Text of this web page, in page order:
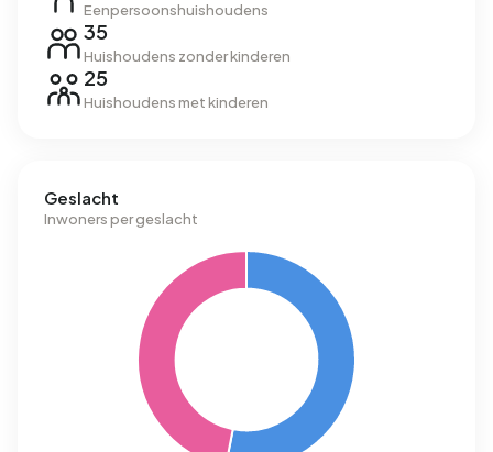
Eenpersoonshuishoudens
35
Huishoudens zonder kinderen
25
Huishoudens met kinderen
Geslacht
Inwoners per geslacht